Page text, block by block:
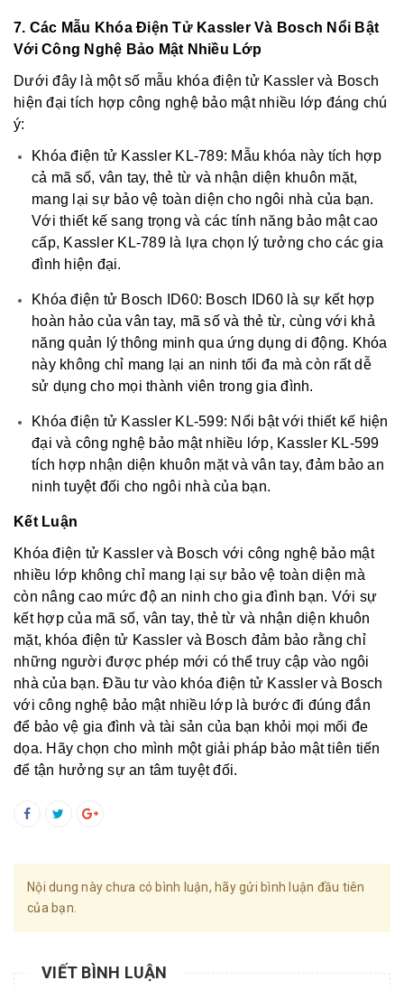
7. Các Mẫu Khóa Điện Tử Kassler Và Bosch Nổi Bật
Với Công Nghệ Bảo Mật Nhiều Lớp
Dưới đây là một số mẫu khóa điện tử Kassler và Bosch
hiện đại tích hợp công nghệ bảo mật nhiều lớp đáng chú
ý:
Khóa điện tử Kassler KL-789: Mẫu khóa này tích hợp
cả mã số, vân tay, thẻ từ và nhận diện khuôn mặt,
mang lại sự bảo vệ toàn diện cho ngôi nhà của bạn.
Với thiết kế sang trọng và các tính năng bảo mật cao
cấp, Kassler KL-789 là lựa chọn lý tưởng cho các gia
đình hiện đại.
Khóa điện tử Bosch ID60: Bosch ID60 là sự kết hợp
hoàn hảo của vân tay, mã số và thẻ từ, cùng với khả
năng quản lý thông minh qua ứng dụng di động. Khóa
này không chỉ mang lại an ninh tối đa mà còn rất dễ
sử dụng cho mọi thành viên trong gia đình.
Khóa điện tử Kassler KL-599: Nổi bật với thiết kế hiện
đại và công nghệ bảo mật nhiều lớp, Kassler KL-599
tích hợp nhận diện khuôn mặt và vân tay, đảm bảo an
ninh tuyệt đối cho ngôi nhà của bạn.
Kết Luận
Khóa điện tử Kassler và Bosch với công nghệ bảo mật
nhiều lớp không chỉ mang lại sự bảo vệ toàn diện mà
còn nâng cao mức độ an ninh cho gia đình bạn. Với sự
kết hợp của mã số, vân tay, thẻ từ và nhận diện khuôn
mặt, khóa điện tử Kassler và Bosch đảm bảo rằng chỉ
những người được phép mới có thể truy cập vào ngôi
nhà của bạn. Đầu tư vào khóa điện tử Kassler và Bosch
với công nghệ bảo mật nhiều lớp là bước đi đúng đắn
để bảo vệ gia đình và tài sản của bạn khỏi mọi mối đe
dọa. Hãy chọn cho mình một giải pháp bảo mật tiên tiến
để tận hưởng sự an tâm tuyệt đối.
Nội dung này chưa có bình luận, hãy gửi bình luận đầu tiên
của bạn.
VIẾT BÌNH LUẬN